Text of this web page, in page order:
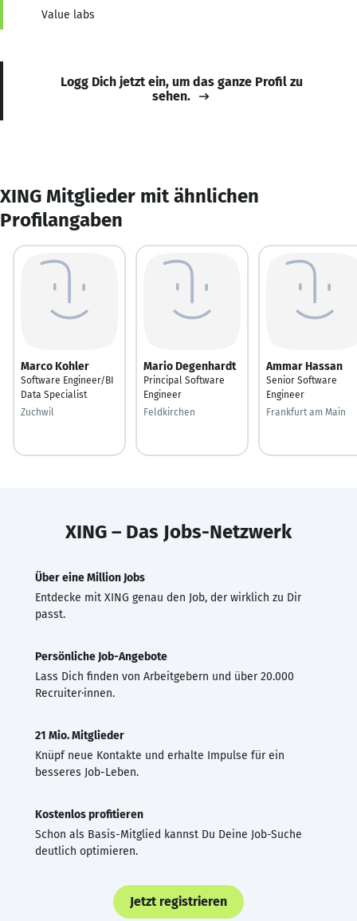
Value labs
Logg Dich jetzt ein, um das ganze Profil zu
sehen.
XING Mitglieder mit ähnlichen
Profilangaben
Marco Kohler
Software Engineer/BI
Data Specialist
Zuchwil
Mario Degenhardt
Principal Software
Engineer
Feldkirchen
Ammar Hassan
Senior Software
Engineer
Frankfurt am Main
XING – Das Jobs-Netzwerk
Über eine Million Jobs
Entdecke mit XING genau den Job, der wirklich zu Dir
passt.
Persönliche Job-Angebote
Lass Dich finden von Arbeitgebern und über 20.000
Recruiter·innen.
21 Mio. Mitglieder
Knüpf neue Kontakte und erhalte Impulse für ein
besseres Job-Leben.
Kostenlos profitieren
Schon als Basis-Mitglied kannst Du Deine Job-Suche
deutlich optimieren.
Jetzt registrieren